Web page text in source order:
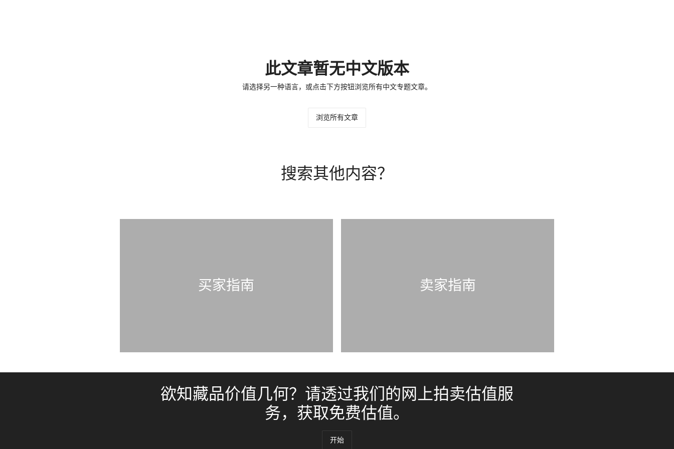
此文章暂无中文版本
请选择另一种语言，或点击下方按钮浏览所有中文专题文章。
浏览所有文章
搜索其他内容？
买家指南 卖家指南
欲知藏品价值几何？请透过我们的网上拍卖估值服
务，获取免费估值。
开始